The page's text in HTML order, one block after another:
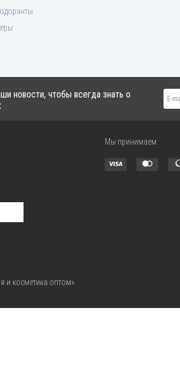
новости, чтобы всегда знать о
Мы принимаем:
косметика оптом»